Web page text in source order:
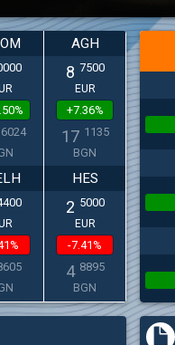
6024
AGH
8 7500
EUR
+7.36%
17 1135
BGN
HES
2 5000
EUR
-7.41%
4 8895
BGN